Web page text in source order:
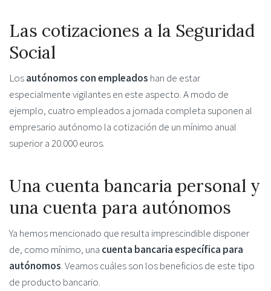
Las cotizaciones a la Seguridad
Social
Losautónomos con empleados han de estar
especialmente vigilantes en este aspecto. A modo de
ejemplo, cuatro empleados a jornada completa suponen al
empresario autónomo la cotización de un mínimo anual
superior a 20.000 euros.
Una cuenta bancaria personal y
una cuenta para autónomos
Ya hemos mencionado que resulta imprescindible disponer
de, como mínimo, una cuenta bancaria específica para
autónomos. Veamos cuáles son los beneficios de este tipo
de producto bancario.